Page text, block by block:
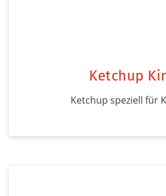
Ketchup
Ketchup speziell für